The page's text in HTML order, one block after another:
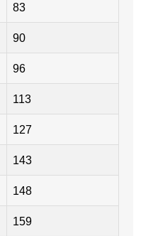
83
90
96
113
127
143
148
159